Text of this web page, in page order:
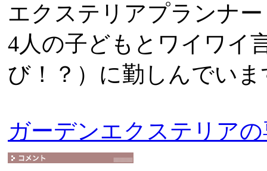
エクステリアプランナー
4人の子どもとワイワイ
び！？）に勤しんでいま
ガーデンエクステリア